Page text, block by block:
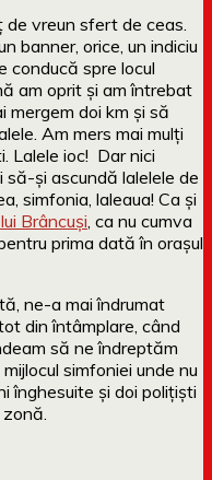
vreun sfert de ceas.
banner, orice, un indiciu
conducă spre locul
am oprit și am întrebat
mergem doi km și să
Am mers mai mulți
Lalele ioc! Dar nici
și ascundă lalelele de
simfonia, laleaua! Ca și
Brâncuși , ca nu cumva
prima dată în orașul
ne-a mai îndrumat
din întâmplare, când
să ne îndreptăm
simfoniei unde nu
înghesuite și doi polițiști